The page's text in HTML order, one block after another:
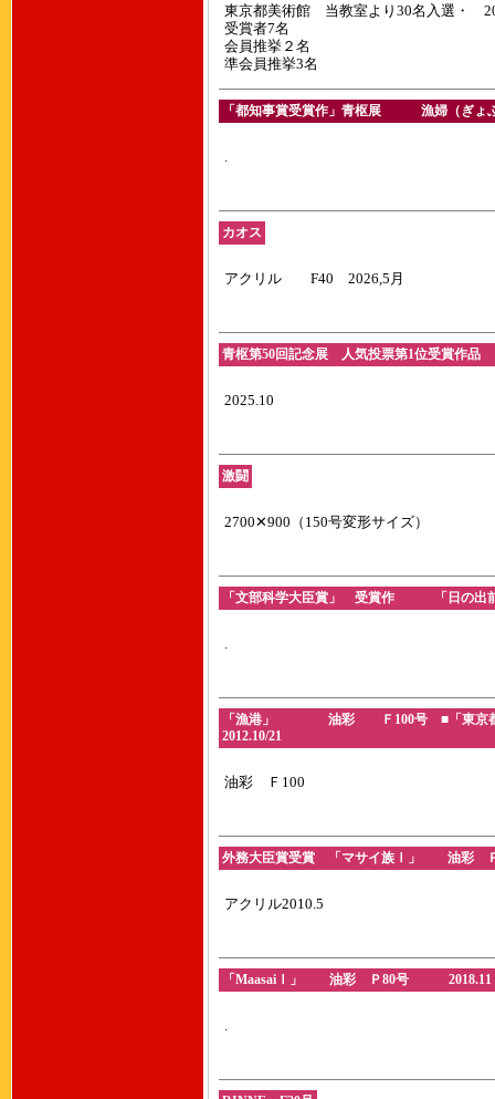
東京都美術館 当教室より30名入選・
受賞者7名
会員推挙２名
準会員推挙3名
「都知事賞受賞作」青枢展 漁婦
.
カオス
アクリル F40 2026,5月
青枢第50回記念展 人気投票第1位受賞作
2025.10
激闘
2700✕900（150号変形サイズ）
「文部科学大臣賞」 受賞作 「日の
.
「漁港」 油彩 Ｆ100号 ■「東京都
2012.10/21
油彩 Ｆ100
外務大臣賞受賞 「マサイ族Ⅰ」 油彩
アクリル2010.5
「MaasaiⅠ」 油彩 Ｐ80号 2018.11
.